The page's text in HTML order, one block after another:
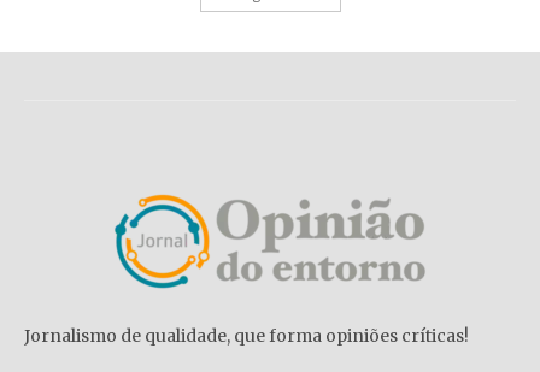
Jornalismo de qualidade, que forma opiniões críticas!